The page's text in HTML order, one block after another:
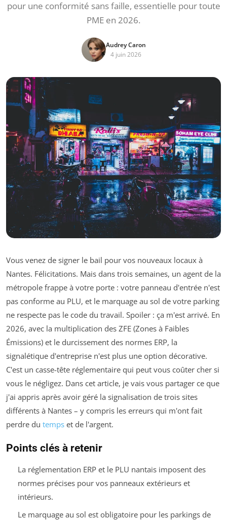
pour une conformité sans faille, essentielle pour toute
PME en 2026.
Audrey Caron
4 juin 2026
Vous venez de signer le bail pour vos nouveaux locaux à
Nantes. Félicitations. Mais dans trois semaines, un agent de la
métropole frappe à votre porte : votre panneau d'entrée n'est
pas conforme au PLU, et le marquage au sol de votre parking
ne respecte pas le code du travail. Spoiler : ça m'est arrivé. En
2026, avec la multiplication des ZFE (Zones à Faibles
Émissions) et le durcissement des normes ERP, la
signalétique d'entreprise n'est plus une option décorative.
C'est un casse-tête réglementaire qui peut vous coûter cher si
vous le négligez. Dans cet article, je vais vous partager ce que
j'ai appris après avoir géré la signalisation de trois sites
différents à Nantes – y compris les erreurs qui m'ont fait
perdre du temps et de l'argent.
Points clés à retenir
La réglementation ERP et le PLU nantais imposent des
normes précises pour vos panneaux extérieurs et
intérieurs.
Le marquage au sol est obligatoire pour les parkings de